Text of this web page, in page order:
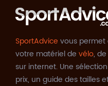
SportAdvice vous permet
votre matériel de vélo, de
sur internet. Une
prix, un guide des tailles